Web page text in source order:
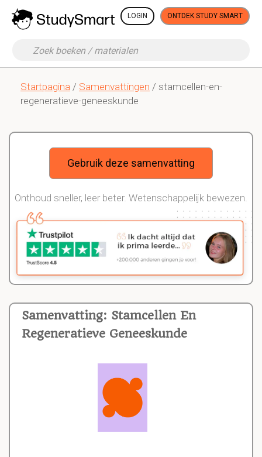
LOGIN ONTDEK STUDY SMART
Startpagina / Samenvattingen / stamcellen-en-
regeneratieve-geneeskunde
Samenvatting: Stamcellen En
Regeneratieve Geneeskunde
Gebruik deze samenvatting
Onthoud sneller, leer beter. Wetenschappelijk bewezen.